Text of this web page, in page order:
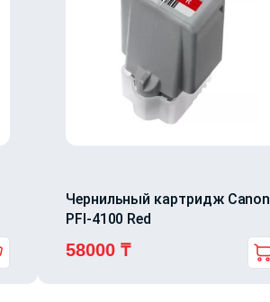
Чернильный картридж Canon
PFI-4100 Red
58000 ₸